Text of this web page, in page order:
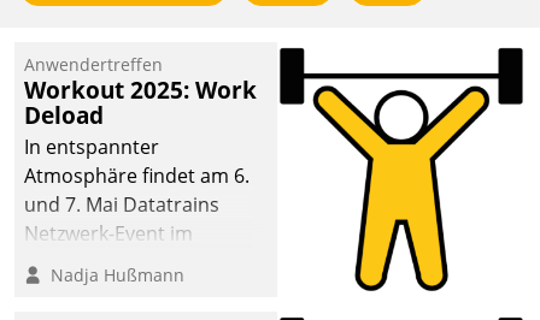
Anwendertreffen
Workout 2025: Work
Deload
In entspannter
Atmosphäre findet am 6.
und 7. Mai Datatrains
Netzwerk-Event im
Kunden- und Partnerkreis
statt. Zentrale Frage: Wie
Nadja Hußmann